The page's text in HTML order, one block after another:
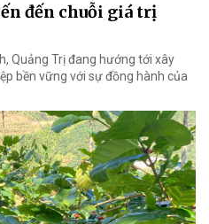
đến chuỗi giá trị
Quảng Trị đang hướng tới xây
bền vững với sự đồng hành của